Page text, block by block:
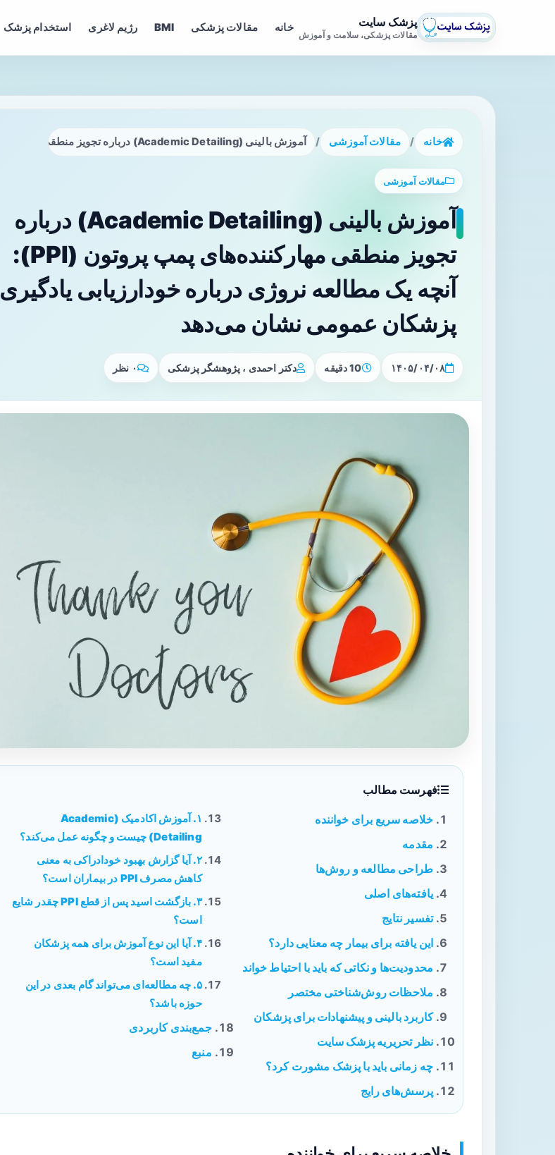
پزشک سایت
مقالات پزشکی، سلامت و آموزش
خانه مقالات پزشکی BMI رژیم لاغری استخدام پزشک
خانه / مقالات آموزشی / آموزش بالینی (Academic Detailing) درباره تجویز منطقی مهارکننده‌های پمپ پروتون (PPI): آنچه یک مطالعه نروژی درباره خودارزیابی یادگیری پزشکان عمومی نشان می‌دهد
مقالات آموزشی
آموزش بالینی (Academic Detailing) درباره
تجویز منطقی مهارکننده‌های پمپ پروتون (PPI):
آنچه یک مطالعه نروژی درباره خودارزیابی یادگیری
پزشکان عمومی نشان می‌دهد
۱۴۰۵/۰۴/۰۸ 10 دقیقه دکتر احمدی ، پژوهشگر پزشکی ۰ نظر
فهرست مطالب
خلاصه سریع برای خواننده
مقدمه
طراحی مطالعه و روش‌ها
یافته‌های اصلی
تفسیر نتایج
این یافته برای بیمار چه معنایی دارد؟
محدودیت‌ها و نکاتی که باید با احتیاط خواند
ملاحظات روش‌شناختی مختصر
کاربرد بالینی و پیشنهادات برای پزشکان
نظر تحریریه پزشک سایت
چه زمانی باید با پزشک مشورت کرد؟
پرسش‌های رایج
۱. آموزش اکادمیک (Academic
Detailing) چیست و چگونه عمل می‌کند؟
۲. آیا گزارش بهبود خودادراکی به معنی
کاهش مصرف PPI در بیماران است؟
۳. بازگشت اسید پس از قطع PPI چقدر شایع
است؟
۴. آیا این نوع آموزش برای همه پزشکان
مفید است؟
۵. چه مطالعه‌ای می‌تواند گام بعدی در این
حوزه باشد؟
جمع‌بندی کاربردی
منبع